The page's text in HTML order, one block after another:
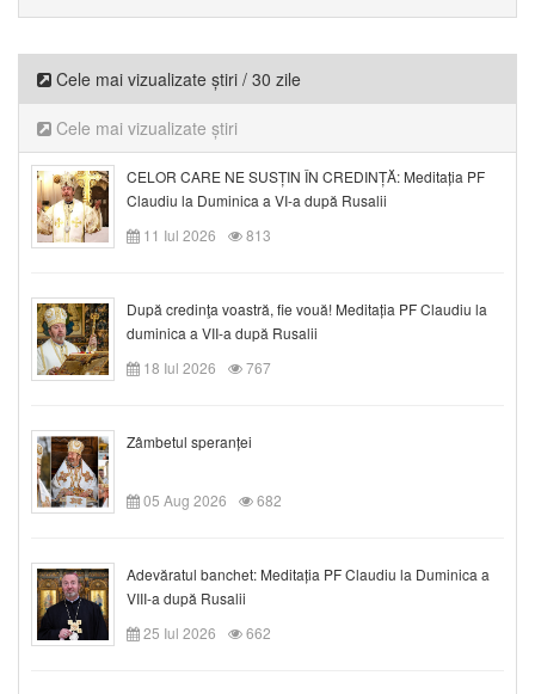
Cele mai vizualizate știri / 30 zile
Cele mai vizualizate știri
CELOR CARE NE SUSȚIN ÎN CREDINȚĂ: Meditația PF
Claudiu la Duminica a VI-a după Rusalii
11 Iul 2026
813
După credinţa voastră, fie vouă! Meditația PF Claudiu la
duminica a VII-a după Rusalii
18 Iul 2026
767
Zâmbetul speranței
05 Aug 2026 682
Adevăratul banchet: Meditația PF Claudiu la Duminica a
VIII-a după Rusalii
25 Iul 2026
662